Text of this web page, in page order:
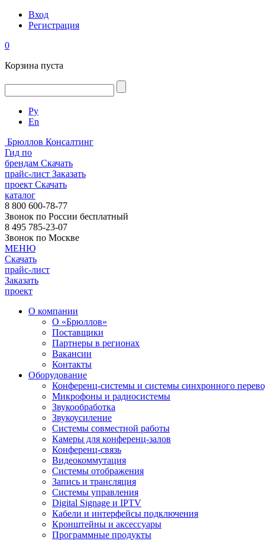
Вход
Регистрация
0
Корзина пуста
Ру
En
Брюллов Консалтинг
Гид по
брендам Скачать
прайс-лист Заказать
проект Скачать
каталог
8 800 600-78-77
Звонок по России бесплатный
8 495 785-23-07
Звонок по Москве
МЕНЮ
Скачать
прайс-лист
Заказать
проект
О компании
О «Брюллов»
Поставщики
Партнеры в регионах
Вакансии
Контакты
Оборудование
Конференц-системы и системы синхронного
Микрофоны и радиосистемы
Звукообработка
Звукоусиление
Системы совместной работы
Камеры для конференц-залов
Конференц-связь
Видеокоммутация
Системы отображения
Запись и трансляция
Системы управления
Digital Signage и IPTV
Кабели и интерфейсы подключения
Кронштейны и аксессуары
Программные продукты